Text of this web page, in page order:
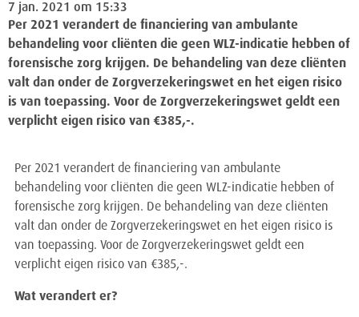
7 jan. 2021 om 15:33
Per 2021 verandert de financiering van ambulante
behandeling voor cliënten die geen WLZ-indicatie hebben of
forensische zorg krijgen. De behandeling van deze cliënten
valt dan onder de Zorgverzekeringswet en het eigen risico
is van toepassing. Voor de Zorgverzekeringswet geldt een
verplicht eigen risico van €385,-.
Per 2021 verandert de financiering van ambulante
behandeling voor cliënten die geen WLZ-indicatie hebben of
forensische zorg krijgen. De behandeling van deze cliënten
valt dan onder de Zorgverzekeringswet en het eigen risico is
van toepassing. Voor de Zorgverzekeringswet geldt een
verplicht eigen risico van €385,-.
Wat verandert er?